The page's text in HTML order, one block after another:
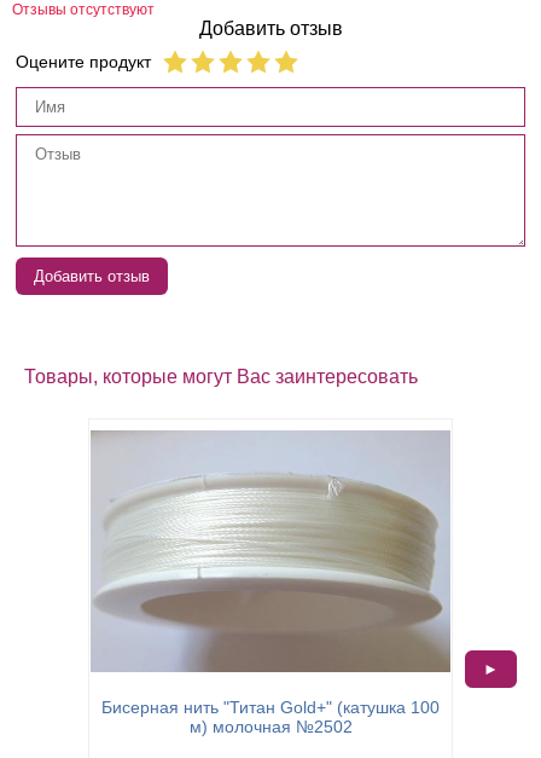
Отзывы отсутствуют
Добавить отзыв
Оцените продукт
Добавить отзыв
Товары, которые могут Вас заинтересовать
Бисерная нить "Титан Gold+" (катушка 100
м) молочная №2502
►